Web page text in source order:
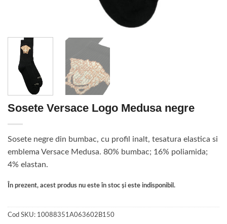
Sosete Versace Logo Medusa negre
Sosete negre din bumbac, cu profil inalt, tesatura elastica si
emblema Versace Medusa. 80% bumbac; 16% poliamida;
4% elastan.
În prezent, acest produs nu este în stoc și este indisponibil.
Cod SKU: 10088351A063602B150